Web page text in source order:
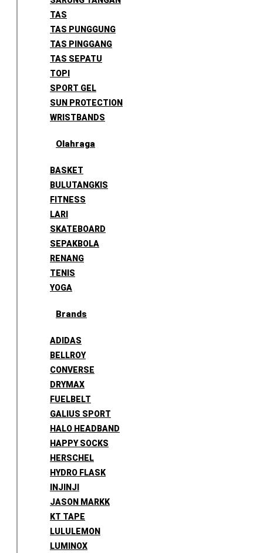
TAS
TAS PUNGGUNG
TAS PINGGANG
TAS SEPATU
TOPI
SPORT GEL
SUN PROTECTION
WRISTBANDS
Olahraga
BASKET
BULUTANGKIS
FITNESS
LARI
SKATEBOARD
SEPAKBOLA
RENANG
TENIS
YOGA
Brands
ADIDAS
BELLROY
CONVERSE
DRYMAX
FUELBELT
GALIUS SPORT
HALO HEADBAND
HAPPY SOCKS
HERSCHEL
HYDRO FLASK
INJINJI
JASON MARKK
KT TAPE
LULULEMON
LUMINOX